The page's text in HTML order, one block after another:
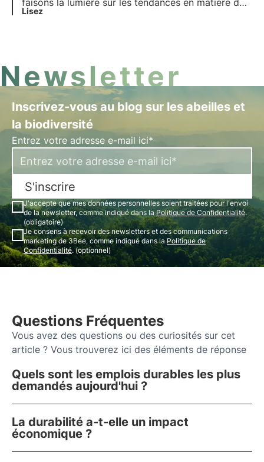
faisons la lumière sur les tendances en matière de
développement durable pour le monde de
Lisez
Newsletter
Inscrivez-vous au blog sur les abeilles et
la biodiversité
Entrez votre adresse e-mail ici*
S'inscrire
J'accepte que mes données personnelles soient traitées pour l'envoi
de la newsletter, comme indiqué dans la Politique de Confidentialité.
(obligatoire)
Je consens à recevoir des newsletters et des communications
marketing de 3Bee, comme indiqué dans la Politique de
Confidentialité. (optionnel)
Questions Fréquentes
Vous avez des questions ou des curiosités sur cet
article ? Vous trouverez ici des éléments de réponse
Quels sont les emplois durables les plus
demandés aujourd'hui ?
La durabilité a-t-elle un impact
économique ?